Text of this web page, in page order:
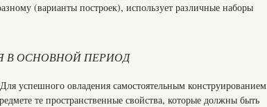
(варианты построек), использует различные наборы
В ОСНОВНОЙ ПЕРИОД
Для успешного овладения самостоятельным конструированием
те пространственные свойства, которые должны быть